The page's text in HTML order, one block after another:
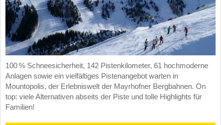
100 % Schneesicherheit, 142 Pistenkilometer, 61 hochmoderne
Anlagen sowie ein vielfältiges Pistenangebot warten in
Mountopolis, der Erlebniswelt der Mayrhofner Bergbahnen. On
top: viele Alternativen abseits der Piste und tolle Highlights für
Familien!